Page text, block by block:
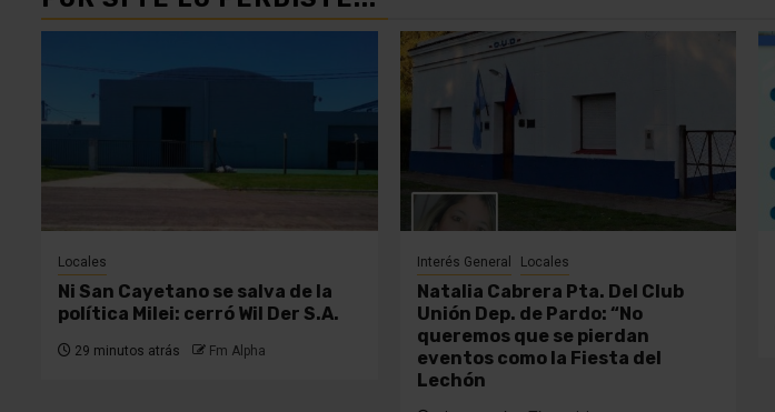
Locales
Ni San Cayetano se salva de la
política Milei: cerró Wil Der S.A.
29 minutos atrás Fm Alpha
Interés General Locales
Natalia Cabrera Pta. Del Club
Unión Dep. de Pardo: “No
queremos que se pierdan
eventos como la Fiesta del
Lechón